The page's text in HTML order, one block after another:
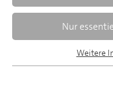
Bücher und
Nutzung und
Nur
Essentielle Cookies
Weitere